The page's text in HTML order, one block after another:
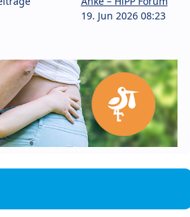
19. Jun 2026 08:23